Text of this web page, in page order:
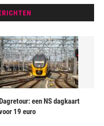
Dagretour: een NS dagkaart
19 euro